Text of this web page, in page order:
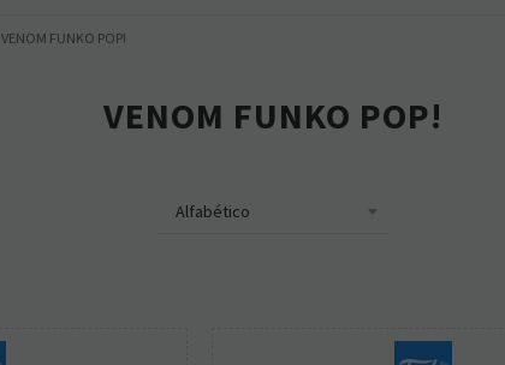
VENOM FUNKO POP!
VENOM FUNKO POP!